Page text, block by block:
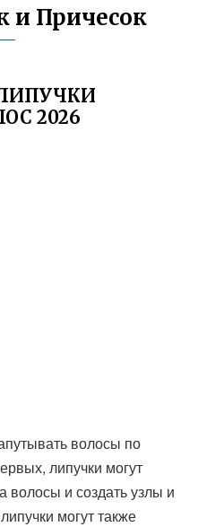
и Причесок
2026
волосы по
липучки могут
волосы и создать узлы и
могут также